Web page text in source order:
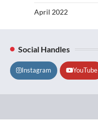
April 2022
Social Handles
Instagram YouTube